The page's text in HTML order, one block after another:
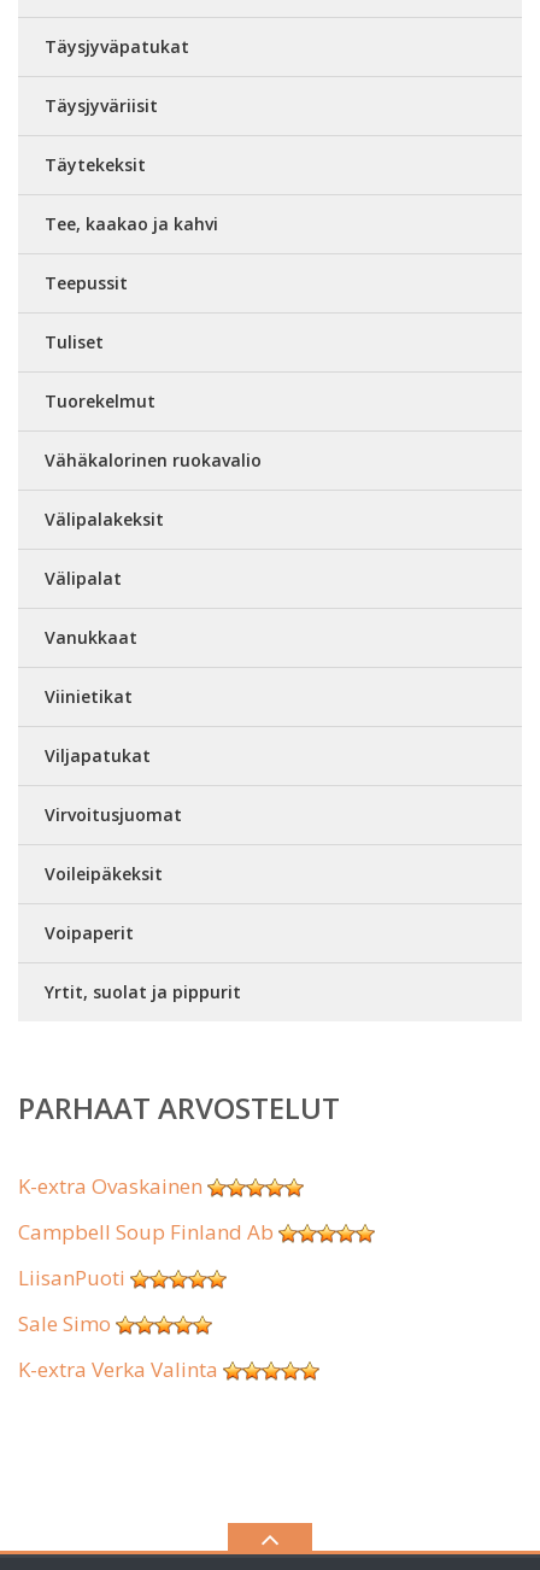
Täysjyväpatukat
Täysjyväriisit
Täytekeksit
Tee, kaakao ja kahvi
Teepussit
Tuliset
Tuorekelmut
Vähäkalorinen ruokavalio
Välipalakeksit
Välipalat
Vanukkaat
Viinietikat
Viljapatukat
Virvoitusjuomat
Voileipäkeksit
Voipaperit
Yrtit, suolat ja pippurit
PARHAAT ARVOSTELUT
K-extra Ovaskainen
Campbell Soup Finland Ab
LiisanPuoti
Sale Simo
K-extra Verka Valinta